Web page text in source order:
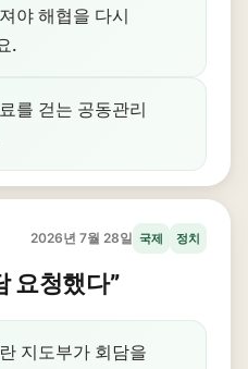
야 해협을 다시
.
를 걷는 공동관리
2026년 7월 28일 국제 정치
요청했다”
지도부가 회담을